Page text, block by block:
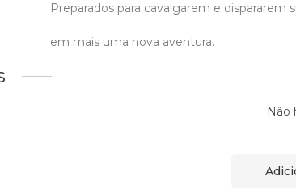
Preparados para cavalgarem e dispararem
em mais uma nova aventura.
Não